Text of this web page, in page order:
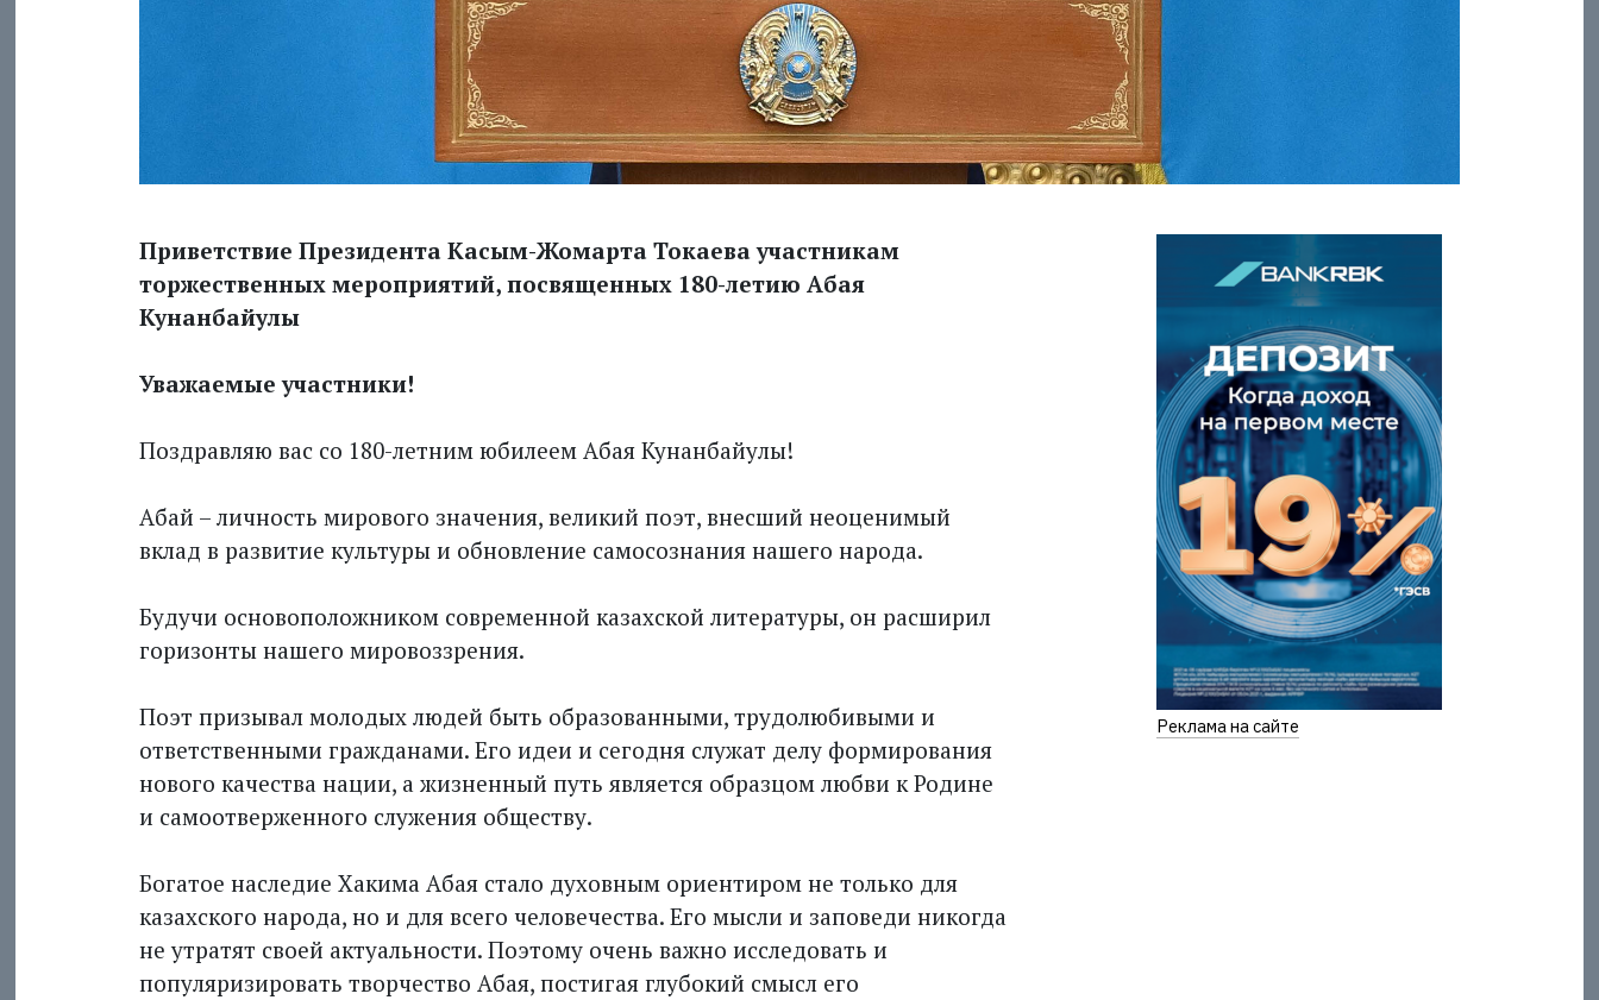
Приветствие Президента Касым-Жомарта Токаева участникам
торжественных мероприятий, посвященных 180-летию Абая
Кунанбайулы
Уважаемые участники!
Поздравляю вас со 180-летним юбилеем Абая Кунанбайулы!
Абай – личность мирового значения, великий поэт, внесший неоценимый
вклад в развитие культуры и обновление самосознания нашего народа.
Будучи основоположником современной казахской литературы, он расширил
горизонты нашего мировоззрения.
Поэт призывал молодых людей быть образованными, трудолюбивыми и
ответственными гражданами. Его идеи и сегодня служат делу формирования
нового качества нации, а жизненный путь является образцом любви к Родине
и самоотверженного служения обществу.
Богатое наследие Хакима Абая стало духовным ориентиром не только для
казахского народа, но и для всего человечества. Его мысли и заповеди никогда
не утратят своей актуальности. Поэтому очень важно исследовать и
популяризировать творчество Абая, постигая глубокий смысл его
Реклама на сайте